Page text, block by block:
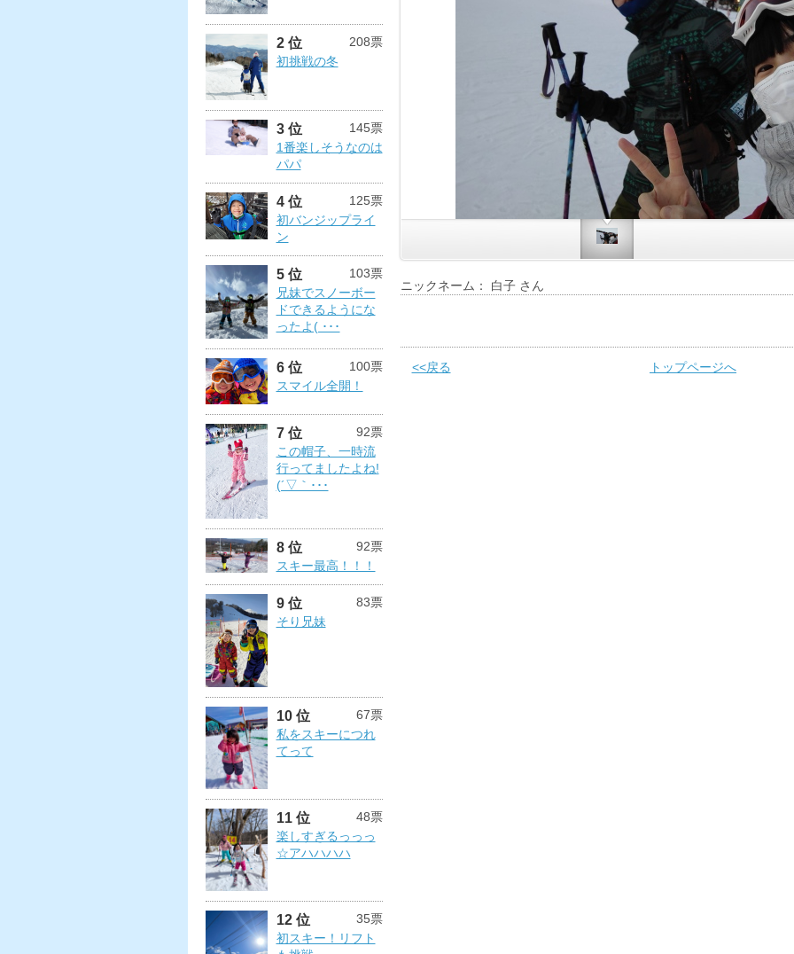
2 位
208票
初挑戦の冬
3 位
145票
1番楽しそうなのは
パパ
4 位
125票
初バンジップライ
ン
5 位
103票
兄妹でスノーボー
ドできるようにな
ったよ( ･･･
6 位
100票
スマイル全開！
7 位
92票
この帽子、一時流
行ってましたよね!
(´▽｀･･･
8 位
92票
スキー最高！！！
9 位
83票
そり兄妹
10 位
67票
私をスキーにつれ
てって
11 位
48票
楽しすぎるっっっ
☆アハハハハ
12 位
35票
初スキー！リフト
ニックネーム： 白子 さん
<<戻る トップページへ